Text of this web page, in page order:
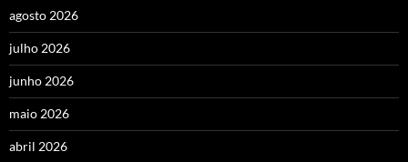
agosto 2026
julho 2026
junho 2026
maio 2026
abril 2026